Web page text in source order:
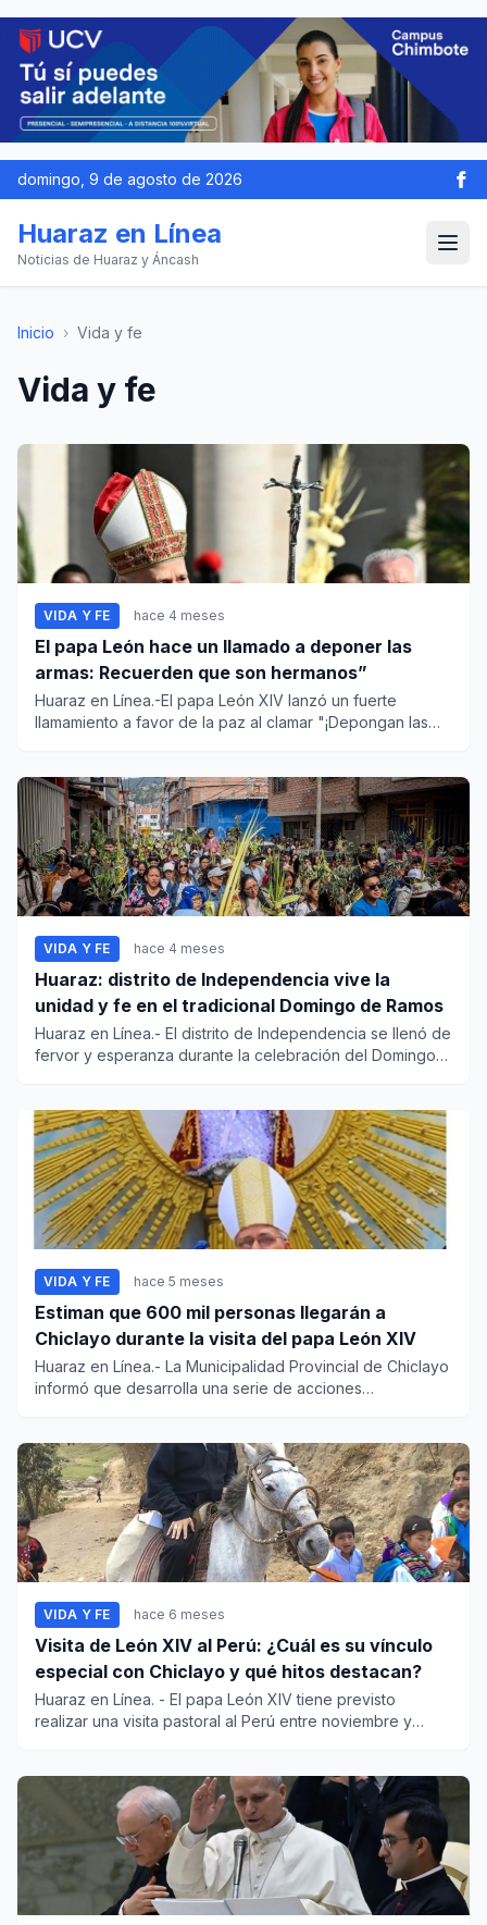
domingo, 9 de agosto de 2026
Huaraz en Línea
Noticias de Huaraz y Áncash
Inicio › Vida y fe
Vida y fe
VIDA Y FE hace 4 meses
El papa León hace un llamado a deponer las
armas: Recuerden que son hermanos”
Huaraz en Línea.-El papa León XIV lanzó un fuerte
llamamiento a favor de la paz al clamar "¡Depongan las
VIDA Y FE hace 4 meses
Huaraz: distrito de Independencia vive la
unidad y fe en el tradicional Domingo de Ramos
Huaraz en Línea.- El distrito de Independencia se llenó de
fervor y esperanza durante la celebración del Domingo
VIDA Y FE hace 5 meses
Estiman que 600 mil personas llegarán a
Chiclayo durante la visita del papa León XIV
Huaraz en Línea.- La Municipalidad Provincial de Chiclayo
informó que desarrolla una serie de acciones
VIDA Y FE hace 6 meses
Visita de León XIV al Perú: ¿Cuál es su vínculo
especial con Chiclayo y qué hitos destacan?
Huaraz en Línea. - El papa León XIV tiene previsto
realizar una visita pastoral al Perú entre noviembre y